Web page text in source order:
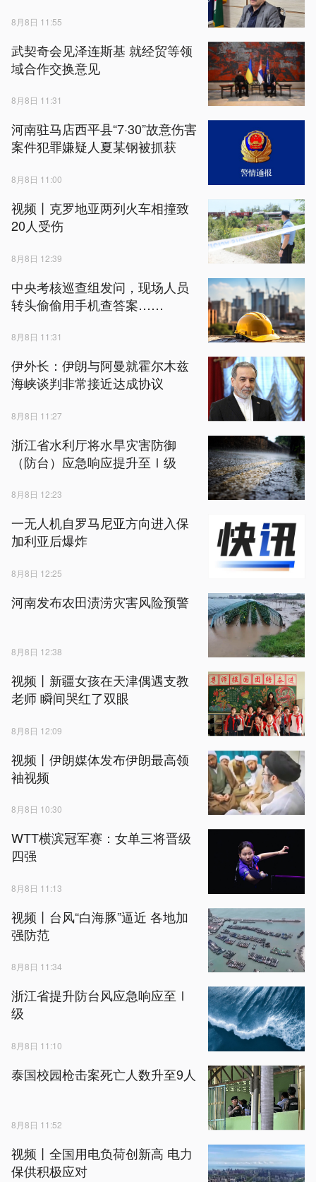
8月8日 11:55
武契奇会见泽连斯基 就经贸等领
域合作交换意见
8月8日 11:31
河南驻马店西平县“7·30”故意伤害
案件犯罪嫌疑人夏某钢被抓获
8月8日 11:00
视频丨克罗地亚两列火车相撞致
20人受伤
8月8日 12:39
中央考核巡查组发问，现场人员
转头偷偷用手机查答案……
8月8日 11:31
伊外长：伊朗与阿曼就霍尔木兹
海峡谈判非常接近达成协议
8月8日 11:27
浙江省水利厅将水旱灾害防御
（防台）应急响应提升至Ⅰ级
8月8日 12:23
一无人机自罗马尼亚方向进入保
加利亚后爆炸
8月8日 12:25
河南发布农田渍涝灾害风险预警
8月8日 12:38
视频丨新疆女孩在天津偶遇支教
老师 瞬间哭红了双眼
8月8日 12:09
视频丨伊朗媒体发布伊朗最高领
袖视频
8月8日 10:30
WTT横滨冠军赛：女单三将晋级
四强
8月8日 11:13
视频丨台风“白海豚”逼近 各地加
强防范
8月8日 11:34
浙江省提升防台风应急响应至Ⅰ
级
8月8日 11:10
泰国校园枪击案死亡人数升至9人
8月8日 11:52
视频丨全国用电负荷创新高 电力
保供积极应对